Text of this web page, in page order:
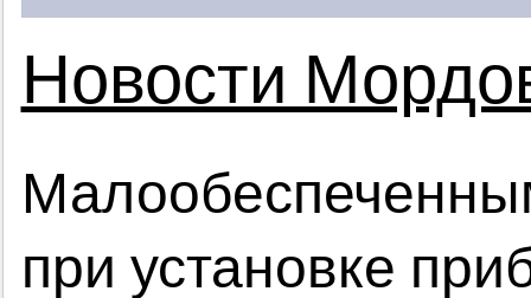
Новости
при установке